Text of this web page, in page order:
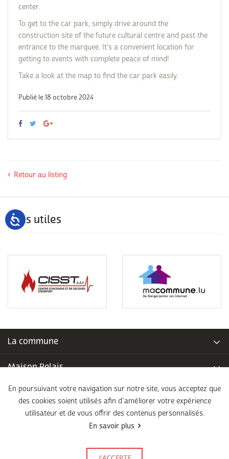
center.
To get to the car park, simply drive around the
construction site of the future cultural centre and past the
entrance to the marquee. It's a convenient location for
getting to events with complete peace of mind!
Take a look at the map to find the car park easily.
Publié le 18 octobre 2024
Retour au listing
Sites utiles
La commune
Maison Relais
Piscine communale
École fondamentale
En poursuivant votre navigation sur notre site, vous acceptez que
des cookies soient utilisés afin d’améliorer votre expérience
utilisateur et de vous offrir des contenus personnalisés.
En savoir plus